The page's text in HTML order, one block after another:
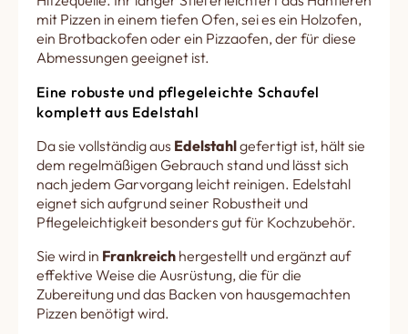
mit Pizzen in einem tiefen Ofen, sei es ein Holzofen,
ein Brotbackofen oder ein Pizzaofen, der für diese
Abmessungen geeignet ist.
Eine robuste und pflegeleichte Schaufel
komplett aus Edelstahl
Da sie vollständig aus Edelstahlgefertigt ist, hält sie
dem regelmäßigen Gebrauch stand und lässt sich
nach jedem Garvorgang leicht reinigen. Edelstahl
eignet sich aufgrund seiner Robustheit und
Pflegeleichtigkeit besonders gut für Kochzubehör.
Sie wird in Frankreich hergestellt und ergänzt auf
effektive Weise die Ausrüstung, die für die
Zubereitung und das Backen von hausgemachten
Pizzen benötigt wird.